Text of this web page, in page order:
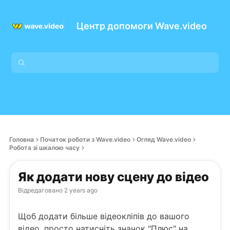
Центр допомоги Wave.video
Головна Початок роботи з Wave.video
Огляд Wave.video
Робота зі шкалою часу
Як додати нову сцену до відео
Відредаговано 2 years ago
Щоб додати більше відеокліпів до вашого